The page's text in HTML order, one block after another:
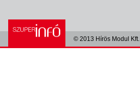
© 2013 Hírös Modul Kft.